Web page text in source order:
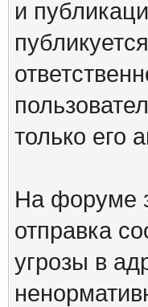
и
только его
На форуме
отправка
угрозы в